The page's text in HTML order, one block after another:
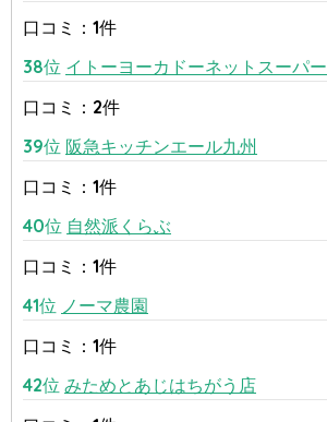
口コミ：1件
38位 イトーヨーカドーネットスーパー
口コミ：2件
39位 阪急キッチンエール九州
口コミ：1件
40位 自然派くらぶ
口コミ：1件
41位 ノーマ農園
口コミ：1件
42位 みためとあじはちがう店